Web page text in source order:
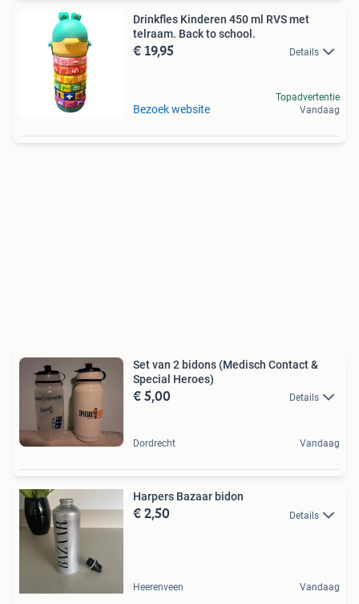
Drinkfles Kinderen 450 ml RVS met
telraam. Back to school.
€ 19,95 Details
Bezoek website
Topadvertentie
Vandaag
Set van 2 bidons (Medisch Contact &
Special Heroes)
€ 5,00 Details
Dordrecht Vandaag
Harpers Bazaar bidon
€ 2,50 Details
Heerenveen Vandaag